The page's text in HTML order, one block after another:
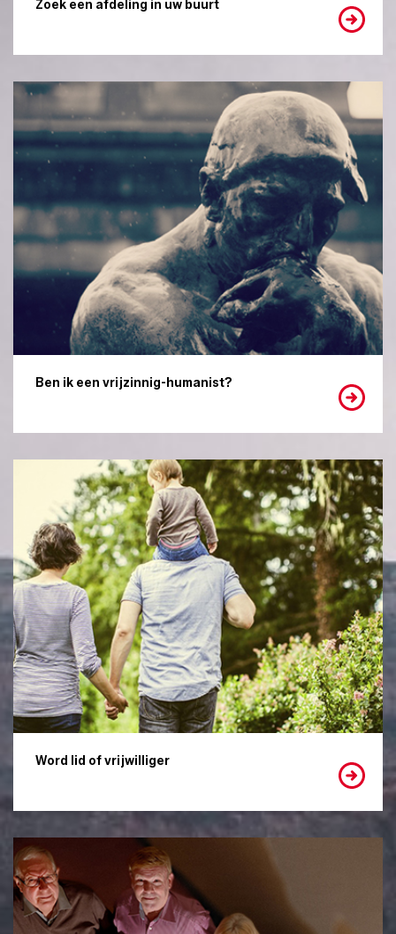
Zoek een afdeling in uw buurt
Ben ik een vrijzinnig-humanist?
Word lid of vrijwilliger